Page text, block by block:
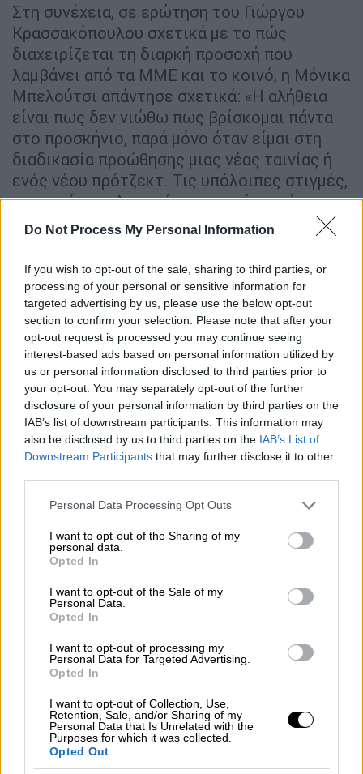
Do Not Process My Personal Information
If you wish to opt-out of the sale, sharing to third parties, or
processing of your personal or sensitive information for
targeted advertising by us, please use the below opt-out
section to confirm your selection. Please note that after your
opt-out request is processed you may continue seeing
interest-based ads based on personal information utilized by
us or personal information disclosed to third parties prior to
your opt-out. You may separately opt-out of the further
disclosure of your personal information by third parties on the
IAB’s list of downstream participants. This information may
also be disclosed by us to third parties on the IAB’s List of
Downstream Participants that may further disclose it to other
Please note that this website/app uses one or more Google
not limited to your visit or usage behaviour. You may click to
grant or deny consent to Google and its third-party tags to
use your data for below specified purposes in below Google
consent section.
Personal Data Processing Opt Outs
I want to opt-out of the Sharing of my
personal data.
Opted In
I want to opt-out of the Sale of my
Personal Data.
Opted In
I want to opt-out of processing my
Personal Data for Targeted Advertising.
Opted In
I want to opt-out of Collection, Use,
Retention, Sale, and/or Sharing of my
Personal Data that Is Unrelated with the
Purposes for which it was collected.
Opted Out
Στη συνέχεια, σε ερώτηση του Γιώργου
Κρασσακόπουλου σχετικά με το πώς
διαχειρίζεται τη διαρκή προσοχή που
λαμβάνει από τα ΜΜΕ και το κοινό, η Μόνικα
Μπελούτσι απάντησε σχετικά: «Η αλήθεια
είναι πως δεν νιώθω πως βρίσκομαι πάντα
στο προσκήνιο, παρά μόνο όταν είμαι στη
διαδικασία προώθησης μιας νέας ταινίας ή
ενός νέου πρότζεκτ. Τις υπόλοιπες στιγμές,
για να είμαι ειλικρινής, προτιμώ να μένω
στις σκιές. Στον συγκεκριμένο τομέα,
διδάχτηκα πολλά από την Κάλλας, η οποία
δεν ήταν απλώς μια θρυλική σοπράνο, αλλά
μια θαρραλέα γυναίκα που βρήκε το θάρρος
να ζήσει τη ζωή της σύμφωνα με τις
επιθυμίες της, βρίσκοντας το κουράγιο να
πάρει διαζύγιο σε μια εποχή που μια τέτοια
κίνηση ήταν με κάθε τρόπο απαγορευμένη
στην Ιταλία. Η Κάλλας ακολούθησε την
καρδιά της έχοντας αρχικά θυσιάσει τα νιάτα
της στον βωμό της τέχνης και του ταλέντου
της. Σε μεγαλύτερη ηλικία, όταν γνώρισε τον
Ωνάση, ανακάλυψε εκ νέου τη θηλυκότητά
της, την οποία θέλησε να ζήσει στο έπακρο»,
ανέφερε χαρακτηριστικά, προτού κάνει μνεία
στις ομοιότητες που συνδέουν τη Μαρία
Κάλλας και την ηρωίδα που υποδύεται στη
«Το κοινό νήμα που ενώνει αυτές τις δύο
περίπου είκοσι χρόνια, είναι ότι έχουν στο
επίκεντρό τους δύο γυναίκες που έρχονται
αντιμέτωπες με έναν ανδροκρατούμενο
κόσμο. Σε γενικές γραμμές, νιώθω τυχερή
που ξεκίνησα την καριέρα μου στο σινεμά σε
ηλικία 25 ετών και όχι νωρίτερα. Στη